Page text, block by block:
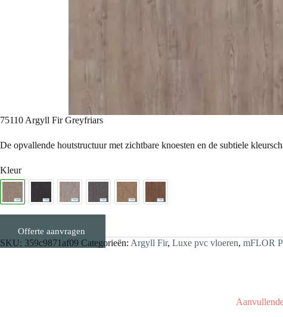
75110 Argyll Fir Greyfriars
De opvallende houtstructuur met zichtbare knoesten en de subtiele
Kleur
Offerte aanvragen
SKU: 359c9871af09 Categorieën: Argyll Fir, Luxe pvc vloeren, mFLOR